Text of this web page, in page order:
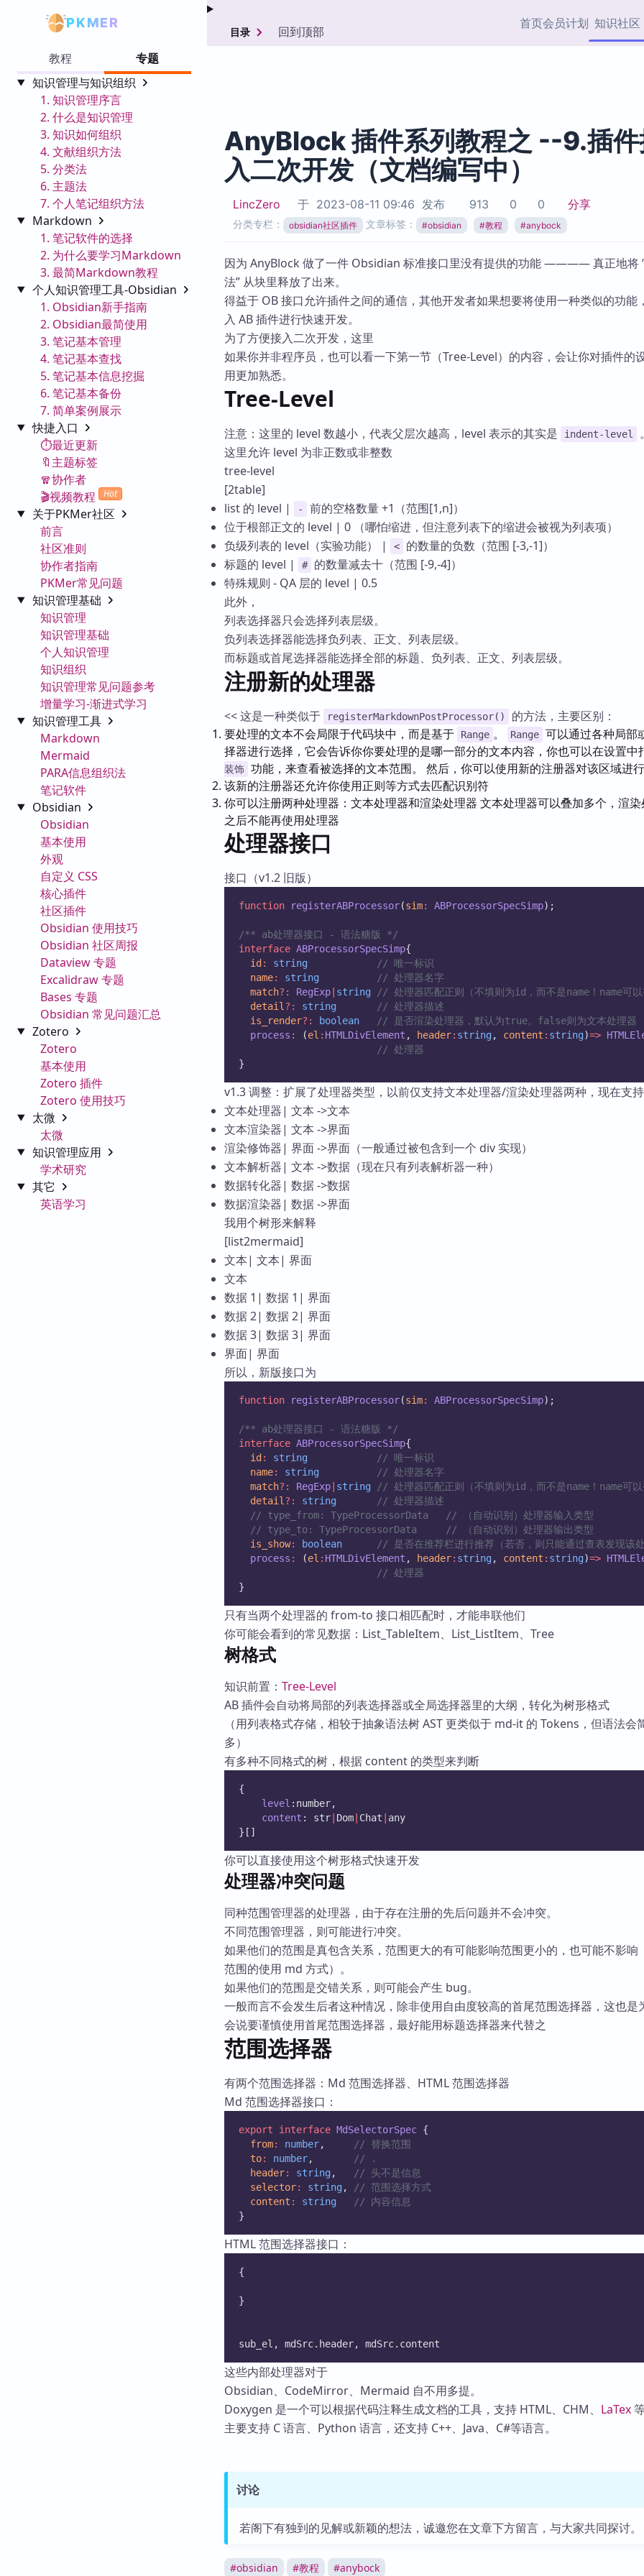
PKMER 首页会员计划 知识社区
协作者
Zotero 专题
Obsidian 专题
Obsidian 核心插
知识管理
载
PKMer Market
加速访问 Obsidian 官方
Zotero 插件
服务
面
ZK
教程
专题
知识管理与知识组织
1. 知识管理序言
2. 什么是知识管理
3. 知识如何组织
4. 文献组织方法
5. 分类法
6. 主题法
7. 个人笔记组织方法
Markdown
1. 笔记软件的选择
2. 为什么要学习Markdown
3. 最简Markdown教程
个人知识管理工具-Obsidian
1. Obsidian新手指南
2. Obsidian最简使用
3. 笔记基本管理
4. 笔记基本查找
5. 笔记基本信息挖掘
6. 笔记基本备份
7. 简单案例展示
快捷入口
⏱️最近更新
🔖主题标签
🧣协作者
🎬视频教程
Hot
关于PKMer社区
前言
社区准则
协作者指南
PKMer常见问题
知识管理基础
知识管理
知识管理基础
个人知识管理
知识组织
知识管理常见问题参考
增量学习-渐进式学习
知识管理工具
Markdown
Mermaid
PARA信息组织法
笔记软件
Obsidian
Obsidian
基本使用
外观
自定义 CSS
核心插件
社区插件
Obsidian 使用技巧
Obsidian 社区周报
Dataview 专题
Excalidraw 专题
Bases 专题
Obsidian 常见问题汇总
Zotero
Zotero
基本使用
Zotero 插件
Zotero 使用技巧
太微
太微
知识管理应用
学术研究
其它
英语学习
目录 回到顶部
AnyBlock 插件系列教程之 --9.插
入二次开发（文档编写中）
LincZero 于 2023-08-11 09:46 发布 913 0 0 分享
分类专栏： obsidian社区插件 文章标签： #obsidian #教程 #anybock
因为 AnyBlock 做了一件 Obsidian 标准接口里没有提供的功能 ———— 真正地将
法” 从块里释放了出来。
得益于 OB 接口允许插件之间的通信，其他开发者如果想要将使用一种类似的功能
入 AB 插件进行快速开发。
为了方便接入二次开发，这里
如果你并非程序员，也可以看一下第一节（Tree-Level）的内容，会让你对插件的
用更加熟悉。
Tree-Level
注意：这里的 level 数越小，代表父层次越高，level 表示的其实是 indent-level
这里允许 level 为非正数或非整数
tree-level
[2table]
list 的 level |
-
前的空格数量 +1（范围[1,n]）
位于根部正文的 level | 0 （哪怕缩进，但注意列表下的缩进会被视为列表项）
负级列表的 level（实验功能） |
<
的数量的负数（范围 [-3,-1]）
标题的 level |
#
的数量减去十（范围 [-9,-4]）
特殊规则 - QA 层的 level | 0.5
此外，
列表选择器只会选择列表层级。
负列表选择器能选择负列表、正文、列表层级。
而标题或首尾选择器能选择全部的标题、负列表、正文、列表层级。
注册新的处理器
<< 这是一种类似于 registerMarkdownPostProcessor()
的方法，主要区别：
要处理的文本不会局限于代码块中，而是基于
Range 。 Range 可以通过各种局部
择器进行选择，它会告诉你你要处理的是哪一部分的文本内容，你也可以在设置中
装饰 功能，来查看被选择的文本范围。 然后，你可以使用新的注册器对该区域进
该新的注册器还允许你使用正则等方式去匹配识别符
你可以注册两种处理器：文本处理器和渲染处理器 文本处理器可以叠加多个，渲
之后不能再使用处理器
处理器接口
接口（v1.2 旧版）
function registerABProcessor(sim: ABProcessorSpecSimp);
/** ab处理器接口 - 语法糖版 */
interface ABProcessorSpecSimp{
id : string
// 唯一标识
name: string
// 处理器名字
match?: RegExp string
// 处理器匹配正则（不填则为id，而不是name！name可
detail ?: string
// 处理器描述
is_render?: boolean
// 是否渲染处理器，默认为true。false则为文本处理器
process : (el : HTMLDivElement , header: string , content : string)=>
// 处理器
}
v1.3 调整：扩展了处理器类型，以前仅支持文本处理器/渲染处理器两种，现在支
文本处理器| 文本 ->文本
文本渲染器| 文本 ->界面
渲染修饰器| 界面 ->界面（一般通过被包含到一个 div 实现）
文本解析器| 文本 ->数据（现在只有列表解析器一种）
数据转化器| 数据 ->数据
数据渲染器| 数据 ->界面
我用个树形来解释
[list2mermaid]
文本| 文本| 界面
文本
数据 1| 数据 1| 界面
数据 2| 数据 2| 界面
数据 3| 数据 3| 界面
界面| 界面
所以，新版接口为
function registerABProcessor(sim: ABProcessorSpecSimp);
/** ab处理器接口 - 语法糖版 */
interface ABProcessorSpecSimp{
id : string
// 唯一标识
name: string
// 处理器名字
match?: RegExp string
// 处理器匹配正则（不填则为id，而不是name！name可
detail ?: string
// 处理器描述
// type_from: TypeProcessorData   // （自动识别）处理器输入类型
// type_to: TypeProcessorData     // （自动识别）处理器输出类型
is_show: boolean
// 是否在推荐栏进行推荐（若否，则只能通过查表发现该
process : (el : HTMLDivElement , header: string , content : string)=>
// 处理器
}
只有当两个处理器的 from-to 接口相匹配时，才能串联他们
你可能会看到的常见数据：List_TableItem、List_ListItem、Tree
树格式
知识前置： Tree-Level
AB 插件会自动将局部的列表选择器或全局选择器里的大纲，转化为树形格式
（用列表格式存储，相较于抽象语法树 AST 更类似于 md-it 的 Tokens，但语法会
多）
有多种不同格式的树，根据 content 的类型来判断
{
level :number,
content : str Dom Chat
any
}[]
你可以直接使用这个树形格式快速开发
处理器冲突问题
同种范围管理器的处理器，由于存在注册的先后问题并不会冲突。
不同范围管理器，则可能进行冲突。
如果他们的范围是真包含关系，范围更大的有可能影响范围更小的，也可能不影响
范围的使用 md 方式）。
如果他们的范围是交错关系，则可能会产生 bug。
一般而言不会发生后者这种情况，除非使用自由度较高的首尾范围选择器，这也是
会说要谨慎使用首尾范围选择器，最好能用标题选择器来代替之
范围选择器
有两个范围选择器：Md 范围选择器、HTML 范围选择器
Md 范围选择器接口：
export interface MdSelectorSpec {
from: number,
// 替换范围
to: number,
// .
header: string ,
// 头不是信息
selector: string ,
// 范围选择方式
content : string
// 内容信息
}
HTML 范围选择器接口：
{
}
sub_el, mdSrc.header, mdSrc.content
这些内部处理器对于
Obsidian、CodeMirror、Mermaid 自不用多提。
Doxygen 是一个可以根据代码注释生成文档的工具，支持 HTML、CHM、 LaTex
主要支持 C 语言、Python 语言，还支持 C++、Java、C#等语言。
讨论
若阁下有独到的见解或新颖的想法，诚邀您在文章下方留言，与大家共同探讨。
#obsidian #教程 #anybock